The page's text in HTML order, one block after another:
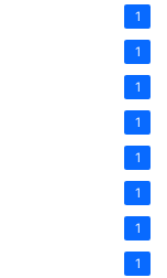
1
1
1
1
1
1
1
1